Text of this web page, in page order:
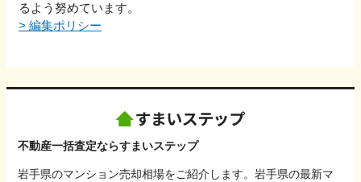
るよう努めています。
> 編集ポリシー
不動産一括査定ならすまいステップ
岩手県のマンション売却相場をご紹介します。岩手県の最新マ